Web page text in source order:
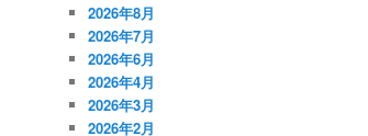
2026年8月
2026年7月
2026年6月
2026年4月
2026年3月
2026年2月